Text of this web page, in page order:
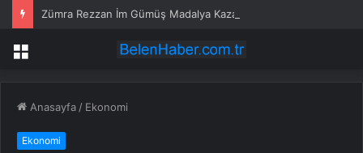
Zümra Rezzan İm Gümüş Madalya Kazandı
Menü
Anasayfa / Ekonomi
Ekonomi